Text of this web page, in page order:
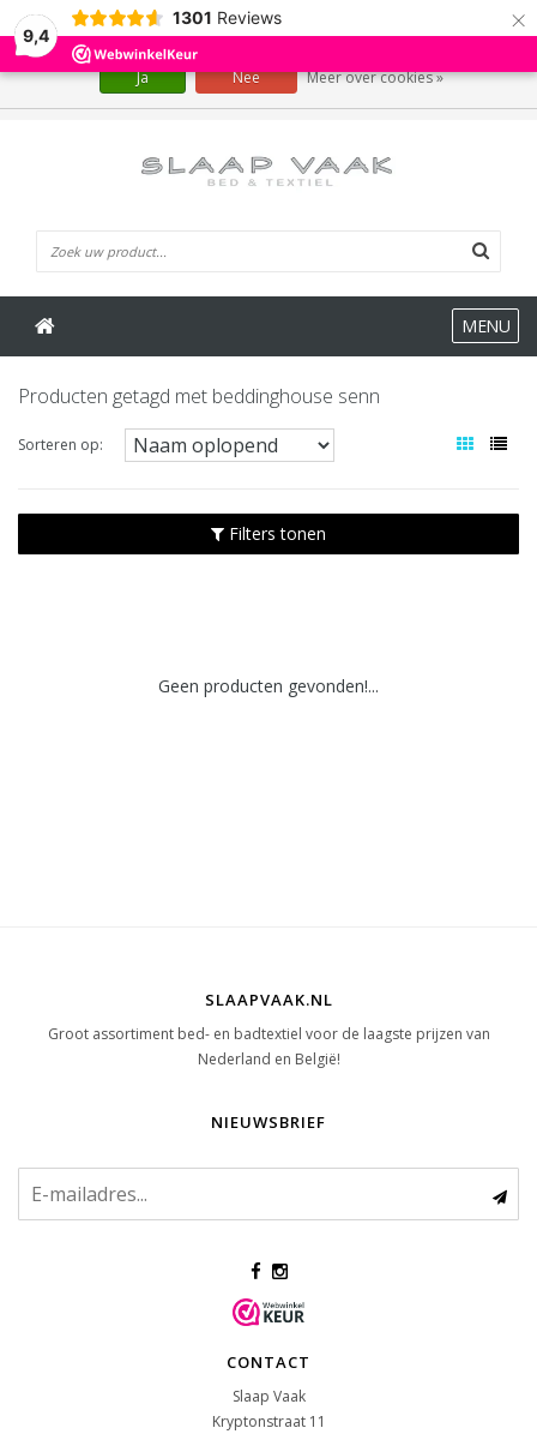
9,4
1301 Reviews ×
MENU
Producten getagd met beddinghouse senn
Sorteren op:
Filters tonen
Geen producten gevonden!...
SLAAPVAAK.NL
Groot assortiment bed- en badtextiel voor de laagste prijzen van
Nederland en België!
NIEUWSBRIEF
CONTACT
Slaap Vaak
Kryptonstraat 11
Wij slaan cookies op om onze website te verbeteren. Is dat akkoord?
Ja Nee Meer over cookies »